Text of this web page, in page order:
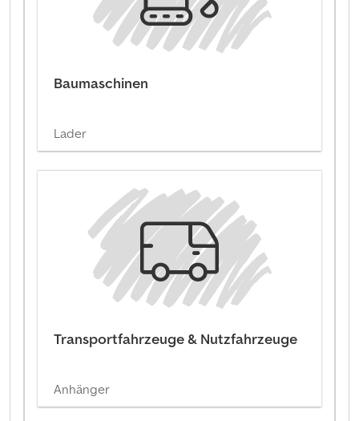
Baumaschinen
Lader
Transportfahrzeuge & Nutzfahrzeuge
Anhänger